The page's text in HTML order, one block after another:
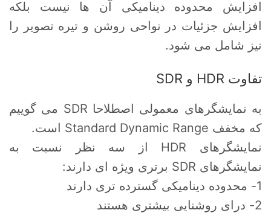
افزایش محدوده دینامیکی آن ها نیست بلکه
افزایش جزئیات در نواحی روشن و تیره تصویر را
نیز شامل می شود.
تفاوت HDR و SDR
به نمایشگرهای معمولی اصطلاحا SDR می گوییم
که مخفف Standard Dynamic Range است.
نمایشگرهای HDR از سه نظر نسبت به
نمایشگرهای SDR برتری ویژه ای دارند:
1- محدوده دینامیکی گسترده تری دارند
2- درای روشنایی بیشتری هستند